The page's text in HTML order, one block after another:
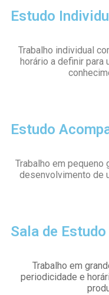
Estudo
Trabalho individual
horário a definir para
Estudo
Trabalho em
desenvolvimento de
Sala de Estudo
Trabalho em
periodicidade e